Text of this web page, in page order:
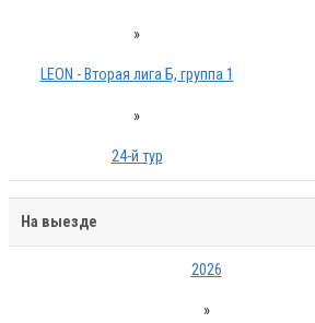
»
LEON - Вторая лига Б, группа 1
»
24-й тур
На выезде
2026
»